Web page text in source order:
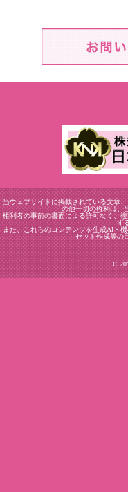
当ウェブサイトに掲載されている文章
の他一切の権利は、
権利者の事前の書面による許可なく、
ず
また、これらのコンテンツを生成AI・
セット作成等の
C